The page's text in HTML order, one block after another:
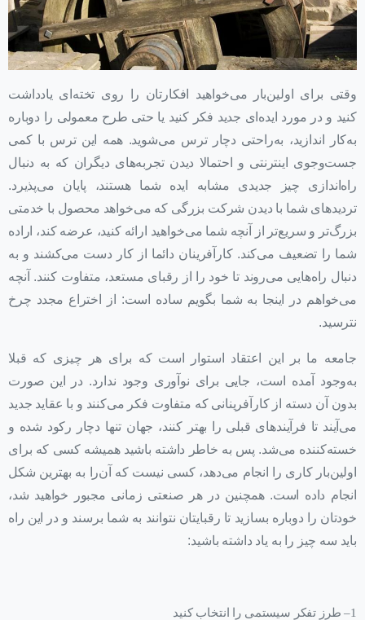
وقتی برای اولین‌بار می‌خواهید افکارتان را روی تخته‌ای یادداشت
کنید و در مورد ایده‌ای جدید فکر کنید یا حتی طرح معمولی را دوباره
به‌کار اندازید، به‌راحتی دچار ترس می‌شوید. همه این ترس با کمی
جست‌وجوی اینترنتی و احتمالا دیدن تجربه‌های دیگران که به دنبال
راه‌اندازی چیز جدیدی مشابه ایده شما هستند، پایان می‌پذیرد.
تردیدهای شما با دیدن شرکت بزرگی که می‌خواهد محصول با خدمتی
بزرگ‌تر و سریع‌تر از آنچه شما می‌خواهید ارائه کنید، عرضه کند، اراده
شما را تضعیف می‌کند. کارآفرینان دائما از کار دست می‌کشند و به
دنبال راه‌هایی می‌روند تا خود را از رقبای مستعد، متفاوت کنند. آنچه
می‌خواهم در اینجا به شما بگویم ساده است: از اختراع مجدد چرخ
نترسید.
جامعه ما بر این اعتقاد استوار است که برای هر چیزی که قبلا
به‌وجود آمده است، جایی برای نوآوری وجود ندارد. در این صورت
بدون آن دسته از کارآفرینانی که متفاوت فکر می‌کنند و با عقاید جدید
می‌آیند تا فرآیندهای قبلی را بهتر کنند، جهان تنها دچار رکود شده و
خسته‌کننده می‌شد. پس به خاطر داشته باشید همیشه کسی که برای
اولین‌بار کاری را انجام می‌دهد، کسی نیست که آن‌را به بهترین شکل
انجام داده است. همچنین در هر صنعتی زمانی مجبور خواهید شد،
خودتان را دوباره بسازید تا رقبایتان نتوانند به شما برسند و در این راه
باید سه چیز را به یاد داشته باشید:
1– طرز تفکر سیستمی را انتخاب کنید